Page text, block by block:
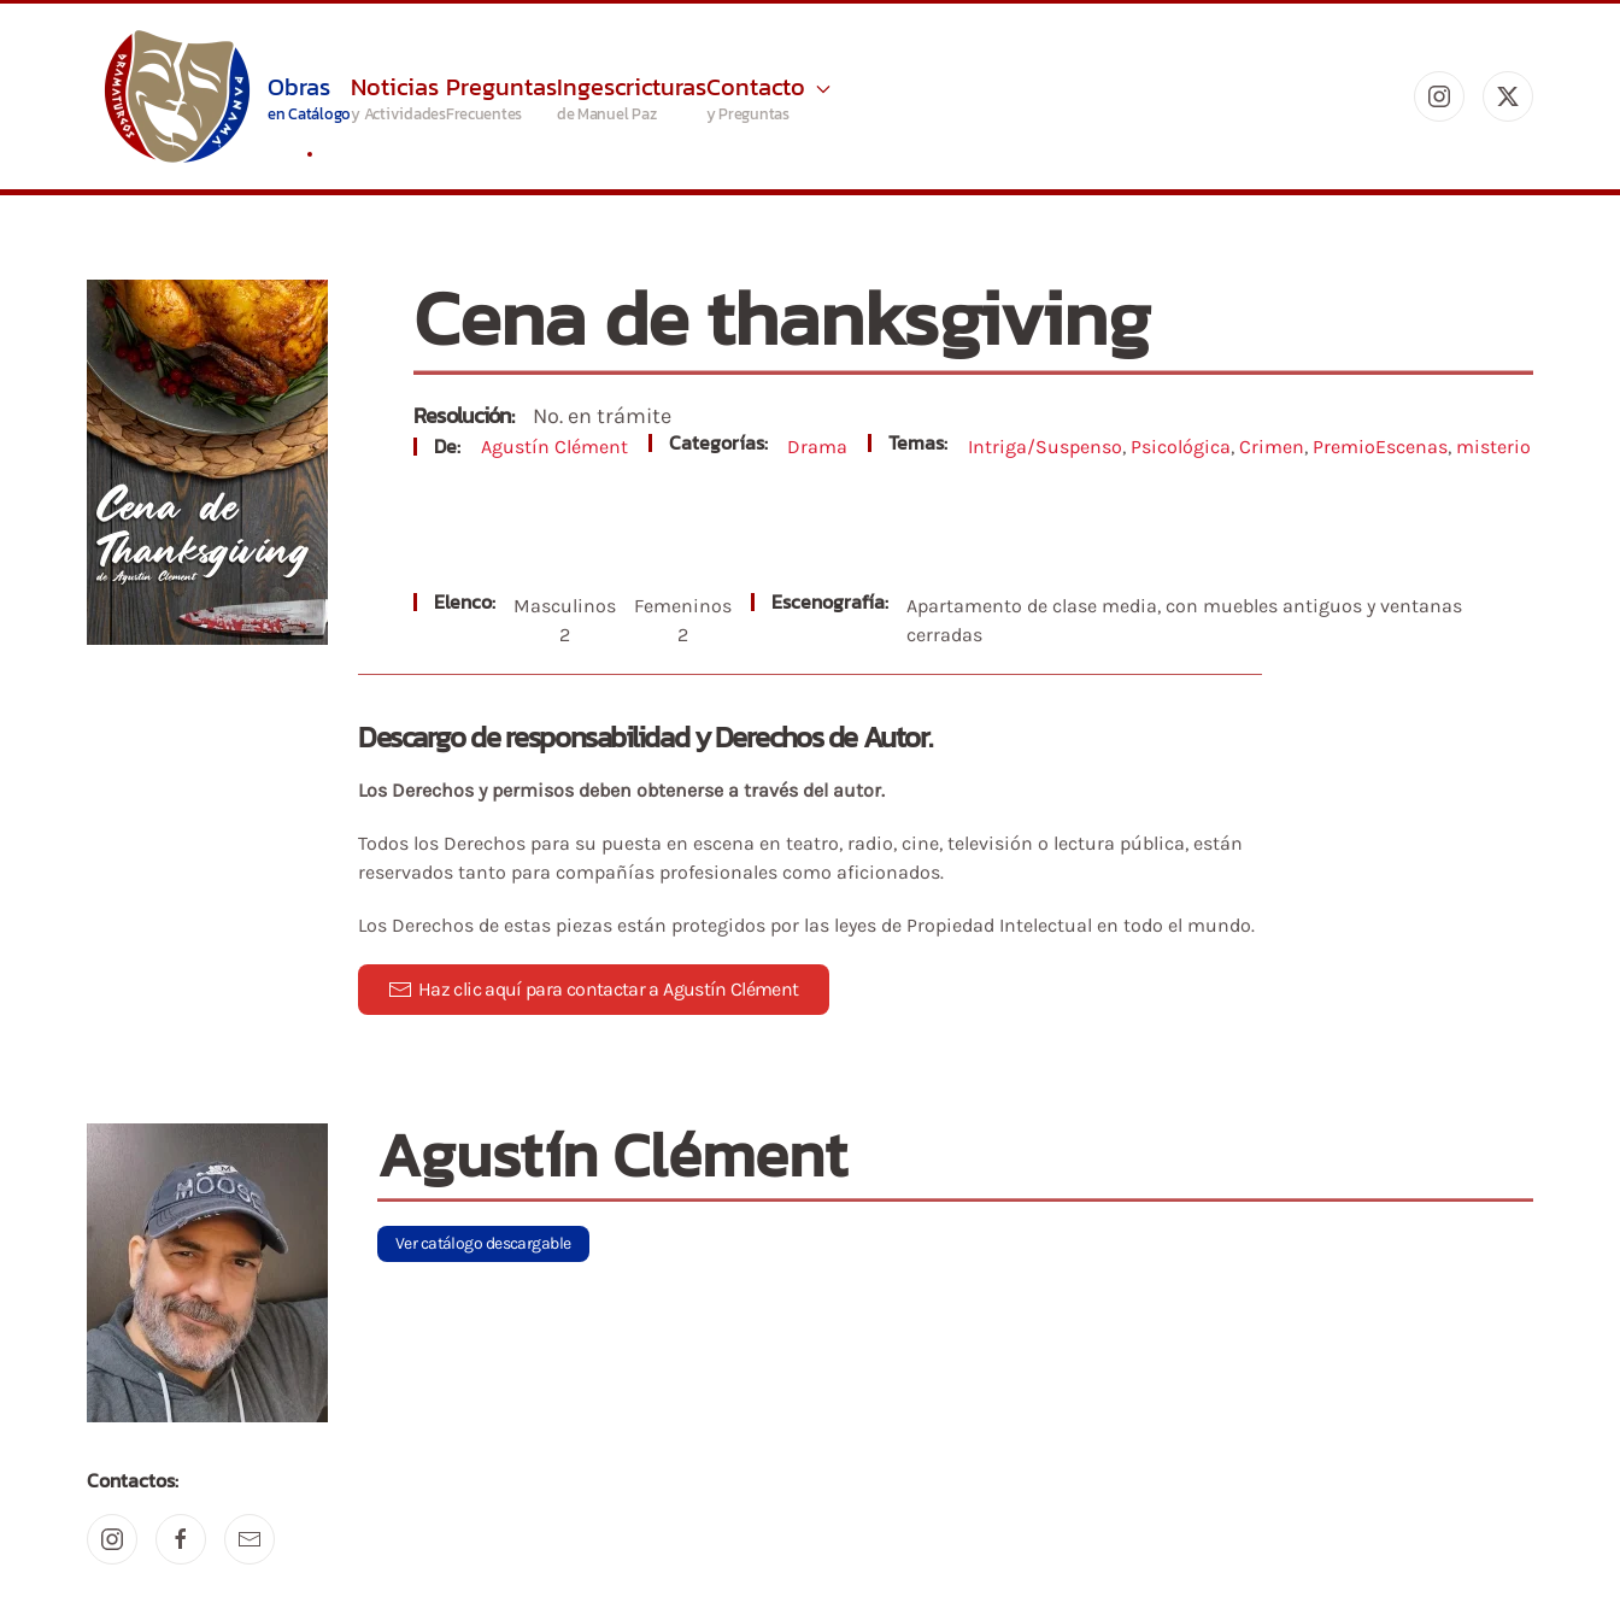
Skip to main content
Obras
en Catálogo
Noticias
y Actividades
Preguntas
Frecuentes
Ingescricturas
de Manuel Paz
Contacto
y Preguntas
Cena de thanksgiving
Resolución: No. en trámite
De: Agustín Clément Categorías: Drama Temas: Intriga/Suspenso, Psicológica,Crimen, PremioEscenas, misterio
Elenco:
Masculinos
2
Femeninos
2
Escenografía:
Apartamento de clase media, con muebles antiguos y ventanas
cerradas
Descargo de responsabilidad y Derechos de Autor.
Los Derechos y permisos deben obtenerse a través del autor.
Todos los Derechos para su puesta en escena en teatro, radio, cine, televisión o lectura pública, están
reservados tanto para compañías profesionales como aficionados.
Los Derechos de estas piezas están protegidos por las leyes de Propiedad Intelectual en todo el mundo.
Haz clic aquí para contactar a Agustín Clément
Contactos:
Agustín Clément
Ver catálogo descargable